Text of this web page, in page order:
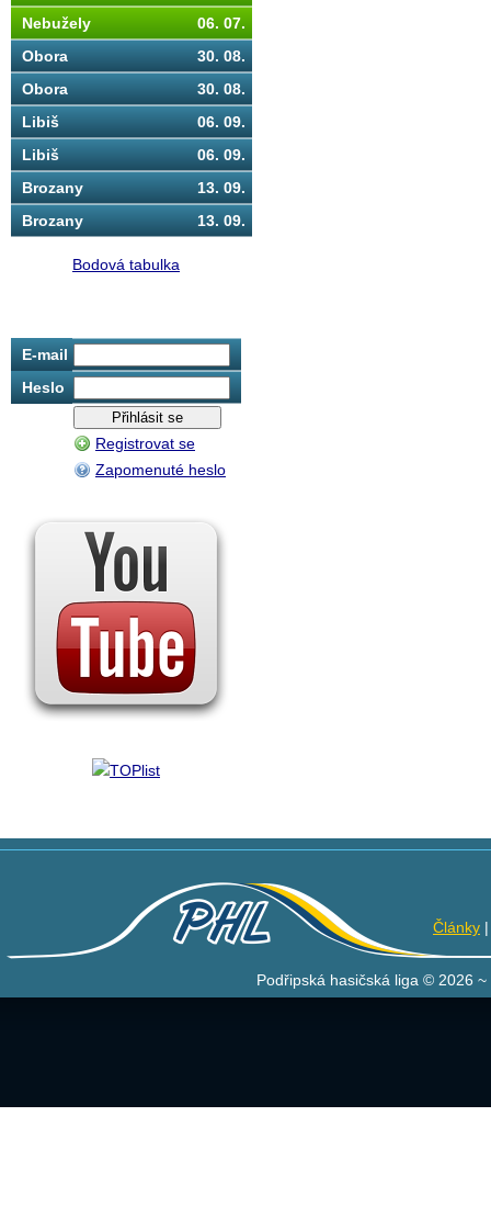
Nebužely
06. 07.
Obora
30. 08.
Obora
30. 08.
Libiš
06. 09.
Libiš
06. 09.
Brozany
13. 09.
Brozany
13. 09.
Bodová tabulka
E-mail
Heslo
Registrovat se
Zapomenuté heslo
Články
Podřipská hasičská liga © 2026